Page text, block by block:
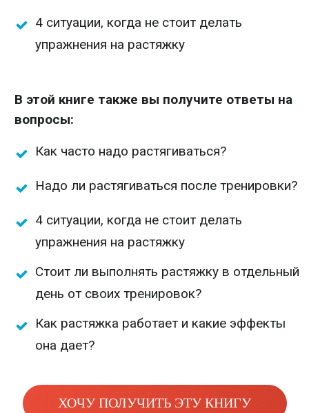
4 ситуации, когда не стоит делать
упражнения на растяжку
В этой книге также вы получите ответы на
вопросы:
Как часто надо растягиваться?
Надо ли растягиваться после тренировки?
4 ситуации, когда не стоит делать
упражнения на растяжку
Стоит ли выполнять растяжку в отдельный
день от своих тренировок?
Как растяжка работает и какие эффекты
она дает?
ХОЧУ ПОЛУЧИТЬ ЭТУ КНИГУ